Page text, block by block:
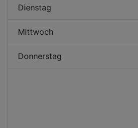
Dienstag
Mittwoch
Donnerstag